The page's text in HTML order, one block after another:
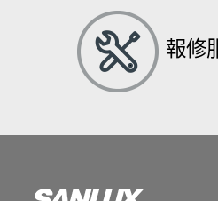
報修